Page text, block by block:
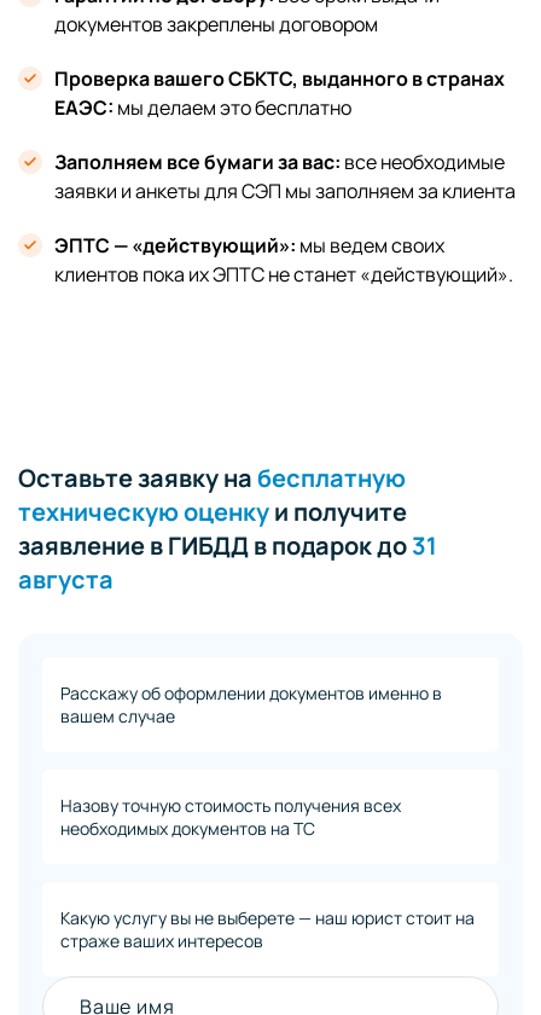
документов закреплены договором
Проверка вашего СБКТС, выданного в странах
ЕАЭС: мы делаем это бесплатно
Заполняем все бумаги за вас: все необходимые
заявки и анкеты для СЭП мы заполняем за клиента
ЭПТС — «действующий»: мы ведем своих
клиентов пока их ЭПТС не станет «действующий».
Оставьте заявку набесплатную
техническую оценкуи получите
заявление в ГИБДД в подарок до31
августа
Расскажу об оформлении документов именно в
вашем случае
Назову точную стоимость получения всех
необходимых документов на ТС
Какую услугу вы не выберете — наш юрист стоит на
страже ваших интересов
Ваше имя